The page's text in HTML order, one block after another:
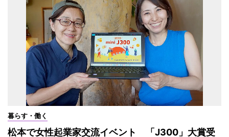
暮らす・働く
松本で女性起業家交流イベント 「J300」大賞受